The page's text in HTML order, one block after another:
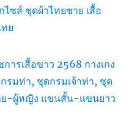
ไซส์ ชุดผ้าไทยชาย เสื้อ
ย
ารเสื้อขาว 2568 กางเกง
รมท่า, ชุดกรมเจ้าท่า, ชุด
ย-ผู้หญิง แขนสั้น-แขนยาว